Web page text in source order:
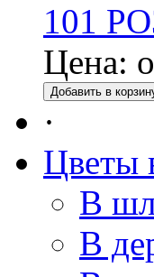
101
Цена:
Добавить в
·
Цветы
В
В